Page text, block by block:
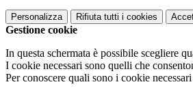
Personalizza Rifiuta tutti i cookies
Gestione cookie
In questa schermata è possibile scegliere
I cookie necessari sono quelli che
Per conoscere quali sono i cookie